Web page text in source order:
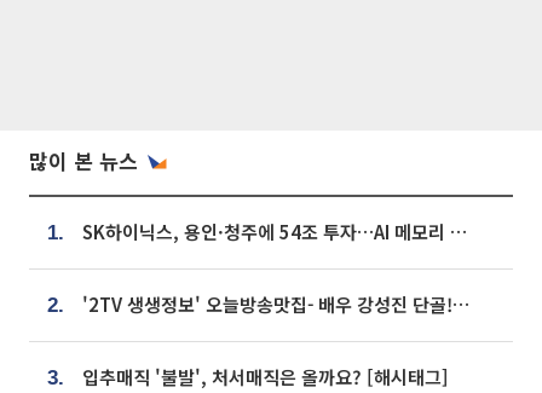
많이 본 뉴스
1. SK하이닉스, 용인·청주에 54조 투자…AI 메모리 생산기지 키운다
2. '2TV 생생정보' 오늘방송맛집- 배우 강성진 단골! 쌀국수ㆍ푸팟퐁 커리 맛집 '블○○○'
3. 입추매직 '불발', 처서매직은 올까요? [해시태그]